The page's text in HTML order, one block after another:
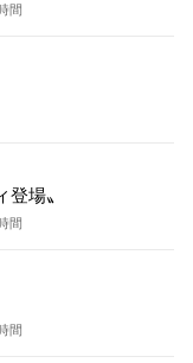
間
場〟
間
間